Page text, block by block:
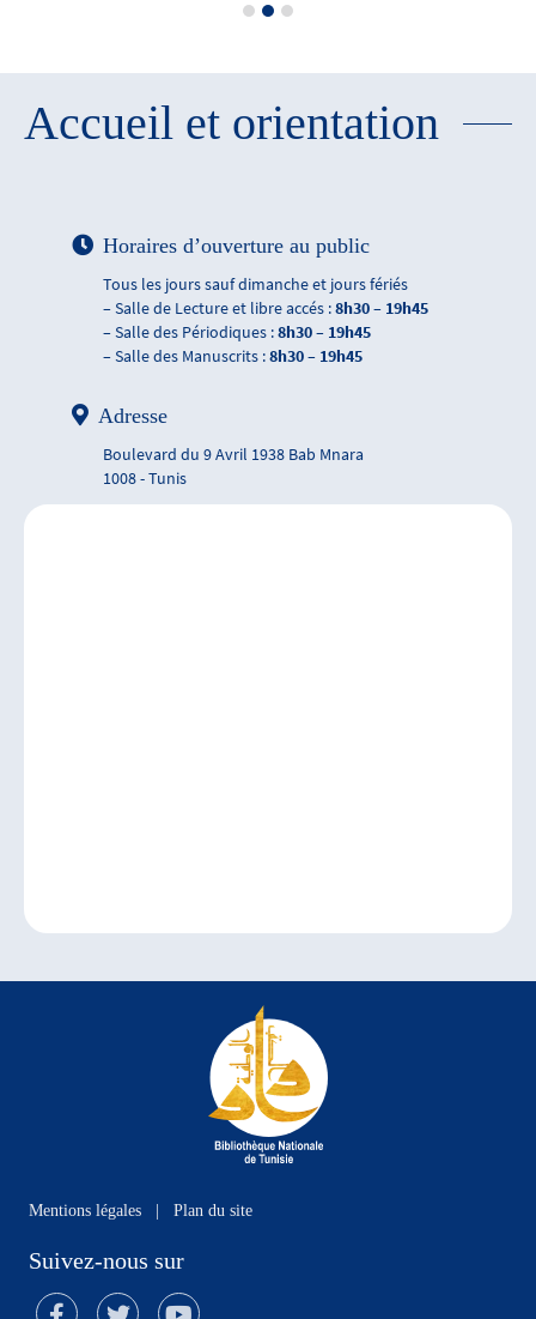
Accueil et orientation
Horaires d’ouverture au public
Tous les jours sauf dimanche et jours fériés
– Salle de Lecture et libre accés :8h30 – 19h45
– Salle des Périodiques :8h30 – 19h45
– Salle des Manuscrits :8h30 – 19h45
Adresse
Boulevard du 9 Avril 1938 Bab Mnara
1008 - Tunis
Mentions légales Plan du site
Suivez-nous sur